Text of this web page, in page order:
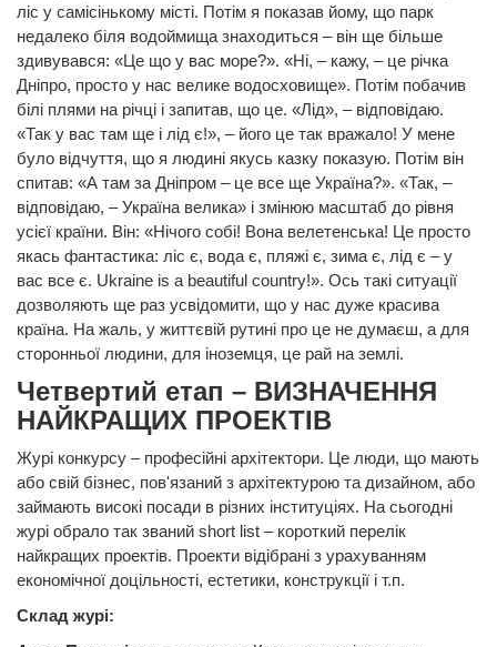
ліс у самісінькому місті. Потім я показав йому, що парк
недалеко біля водоймища знаходиться – він ще більше
здивувався: «Це що у вас море?». «Ні, – кажу, – це річка
Дніпро, просто у нас велике водосховище». Потім побачив
білі плями на річці і запитав, що це. «Лід», – відповідаю.
«Так у вас там ще і лід є!», – його це так вражало! У мене
було відчуття, що я людині якусь казку показую. Потім він
спитав: «А там за Дніпром – це все ще Україна?». «Так, –
відповідаю, – Україна велика» і змінюю масштаб до рівня
усієї країни. Він: «Нічого собі! Вона велетенська! Це просто
якась фантастика: ліс є, вода є, пляжі є, зима є, лід є – у
вас все є. Ukraine is a beautiful country!». Ось такі ситуації
дозволяють ще раз усвідомити, що у нас дуже красива
країна. На жаль, у життєвій рутині про це не думаєш, а для
сторонньої людини, для іноземця, це рай на землі.
Четвертий етап – ВИЗНАЧЕННЯ
НАЙКРАЩИХ ПРОЕКТІВ
Журі конкурсу – професійні архітектори. Це люди, що мають
або свій бізнес, пов'язаний з архітектурою та дизайном, або
займають високі посади в різних інституціях. На сьогодні
журі обрало так званий short list – короткий перелік
найкращих проектів. Проекти відібрані з урахуванням
економічної доцільності, естетики, конструкції і т.п.
Склад журі: